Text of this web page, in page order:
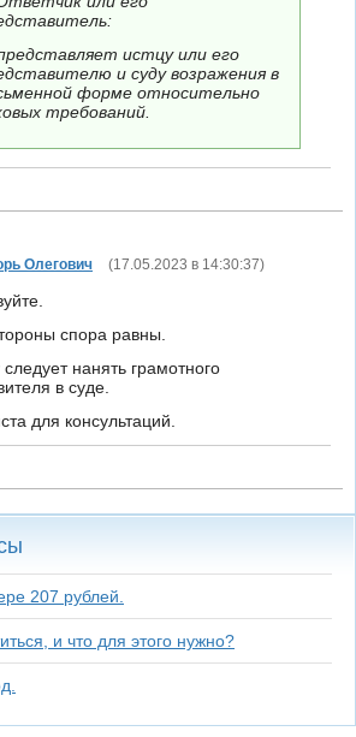
истцу или его
и суду возражения в
форме относительно
требований.
Олегович (17.05.2023 в 14:30:37)
спора равны.
нанять грамотного
в суде.
для консультаций.
207 рублей.
и что для этого нужно?